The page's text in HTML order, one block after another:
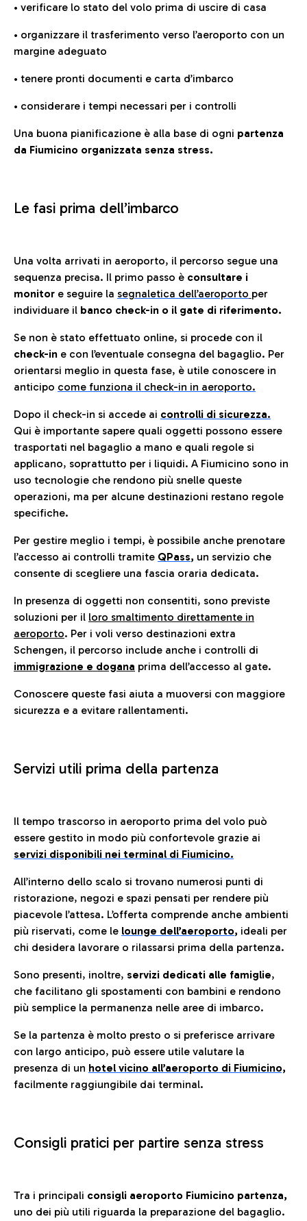
• verificare lo stato del volo prima di uscire di casa
• organizzare il trasferimento verso l’aeroporto con un
margine adeguato
• tenere pronti documenti e carta d’imbarco
• considerare i tempi necessari per i controlli
Una buona pianificazione è alla base di ogni partenza
da Fiumicino organizzata senza stress.
Le fasi prima dell’imbarco
Una volta arrivati in aeroporto, il percorso segue una
sequenza precisa. Il primo passo è consultare i
monitor e seguire la segnaletica dell’aeroporto per
individuare il banco check-in o il gate di riferimento.
Se non è stato effettuato online, si procede con il
check-in e con l’eventuale consegna del bagaglio. Per
orientarsi meglio in questa fase, è utile conoscere in
anticipo come funziona il check-in in aeroporto.
Dopo il check-in si accede ai controlli di sicurezza.
Qui è importante sapere quali oggetti possono essere
trasportati nel bagaglio a mano e quali regole si
applicano, soprattutto per i liquidi. A Fiumicino sono in
uso tecnologie che rendono più snelle queste
operazioni, ma per alcune destinazioni restano regole
specifiche.
Per gestire meglio i tempi, è possibile anche prenotare
l’accesso ai controlli tramite QPass, un servizio che
consente di scegliere una fascia oraria dedicata.
In presenza di oggetti non consentiti, sono previste
soluzioni per il loro smaltimento direttamente in
aeroporto. Per i voli verso destinazioni extra
Schengen, il percorso include anche i controlli di
immigrazione e dogana prima dell’accesso al gate.
Conoscere queste fasi aiuta a muoversi con maggiore
sicurezza e a evitare rallentamenti.
Servizi utili prima della partenza
Il tempo trascorso in aeroporto prima del volo può
essere gestito in modo più confortevole grazie ai
servizi disponibili nei terminal di Fiumicino.
All’interno dello scalo si trovano numerosi punti di
ristorazione, negozi e spazi pensati per rendere più
piacevole l’attesa. L’offerta comprende anche ambienti
più riservati, come le lounge dell’aeroporto, ideali per
chi desidera lavorare o rilassarsi prima della partenza.
Sono presenti, inoltre, servizi dedicati alle famiglie,
che facilitano gli spostamenti con bambini e rendono
più semplice la permanenza nelle aree di imbarco.
Se la partenza è molto presto o si preferisce arrivare
con largo anticipo, può essere utile valutare la
presenza di un hotel vicino all’aeroporto di Fiumicino,
facilmente raggiungibile dai terminal.
Consigli pratici per partire senza stress
Tra i principali consigli aeroporto Fiumicino partenza,
uno dei più utili riguarda la preparazione del bagaglio.